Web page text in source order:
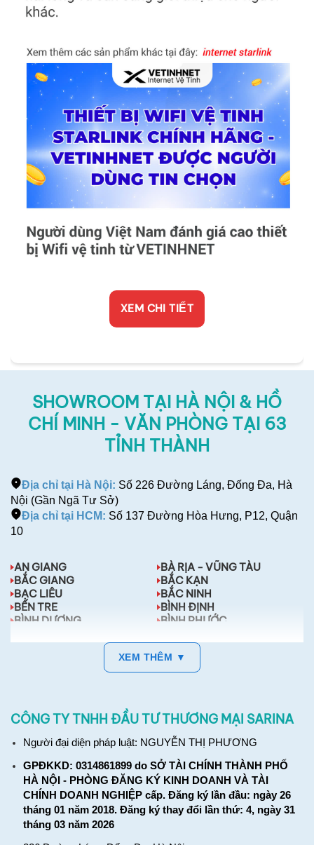
XEM CHI TIẾT
SHOWROOM TẠI HÀ NỘI & HỒ
CHÍ MINH - VĂN PHÒNG TẠI 63
TỈNH THÀNH
Địa chỉ tại Hà Nội: Số 226 Đường Láng, Đống Đa, Hà
Nội (Gần Ngã Tư Sở)
Địa chỉ tại HCM: Số 137 Đường Hòa Hưng, P12, Quận
10
AN GIANG
BÀ RỊA - VŨNG TÀU
BẮC GIANG
BẮC KẠN
BẠC LIÊU
BẮC NINH
BẾN TRE
BÌNH ĐỊNH
BÌNH DƯƠNG
BÌNH PHƯỚC
XEM THÊM ▼
CÔNG TY TNHH ĐẦU TƯ THƯƠNG MẠI SARINA
Người đại diện pháp luật: NGUYỄN THỊ PHƯƠNG
GPĐKKD: 0314861899 do SỞ TÀI CHÍNH THÀNH PHỐ
HÀ NỘI - PHÒNG ĐĂNG KÝ KINH DOANH VÀ TÀI
CHÍNH DOANH NGHIỆP cấp. Đăng ký lần đầu: ngày 26
tháng 01 năm 2018. Đăng ký thay đổi lần thứ: 4, ngày 31
tháng 03 năm 2026